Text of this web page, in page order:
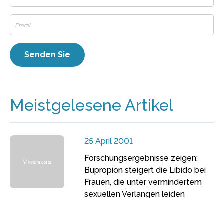
Meistgelesene Artikel
25 April 2001
Forschungsergebnisse zeigen:
Bupropion steigert die Libido bei
Frauen, die unter vermindertem
sexuellen Verlangen leiden